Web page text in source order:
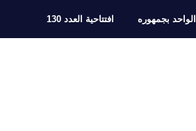
بجمهوره افتتاحية العدد 130